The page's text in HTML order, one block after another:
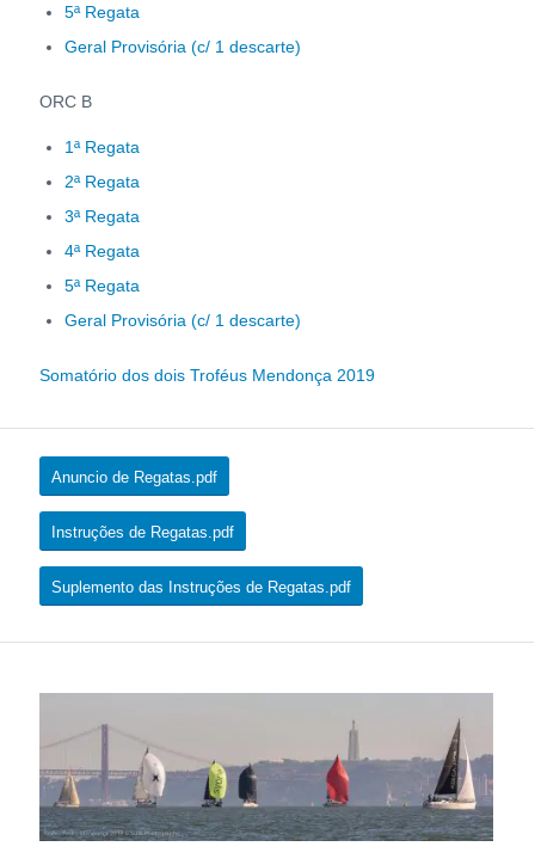
5ª Regata
Geral Provisória (c/ 1 descarte)
ORC B
1ª Regata
2ª Regata
3ª Regata
4ª Regata
5ª Regata
Geral Provisória (c/ 1 descarte)
Somatório dos dois Troféus Mendonça 2019
Anuncio de Regatas.pdf
Instruções de Regatas.pdf
Suplemento das Instruções de Regatas.pdf